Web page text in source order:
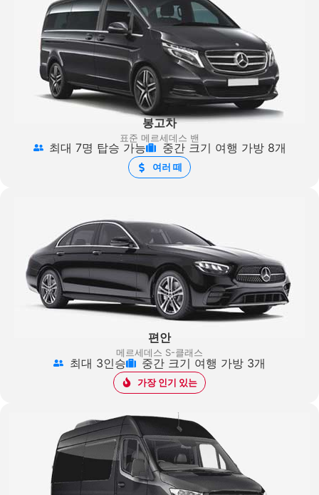
봉고차
표준 메르세데스 밴
최대 7명 탑승 가능 중간 크기 여행 가방 8개
여러 떼
편안
메르세데스 S-클래스
최대 3인승 중간 크기 여행 가방 3개
가장 인기 있는